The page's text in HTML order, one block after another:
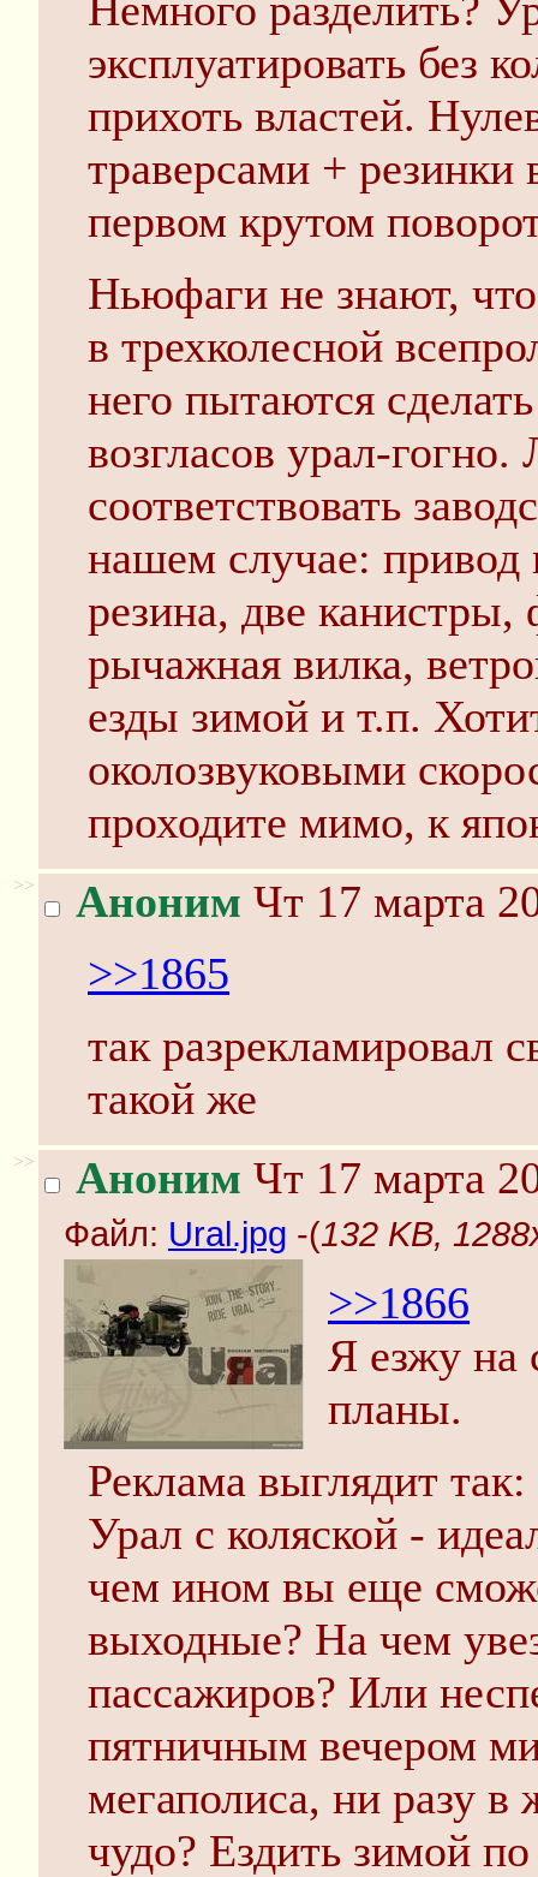
эксплуатировать без
прихоть властей.
траверсами +
первом крутом
Ньюфаги не знают,
в трехколесной
него пытаются
возгласов урал-
соответствовать
нашем случае: привод
резина, две канистры,
рычажная вилка,
езды зимой и т.п.
околозвуковыми
проходите мимо, к
>> Аноним Чт 17 марта
>>1865
так разрекламировал
такой же
>> Аноним Чт 17 марта
Файл: Ural.jpg -(132 KB,
>>1866
Я езжу на
планы.
Реклама выглядит так:
Урал с коляской -
чем ином вы еще
выходные? На чем
пассажиров? Или
пятничным вечером
мегаполиса, ни разу
чудо? Ездить зимой